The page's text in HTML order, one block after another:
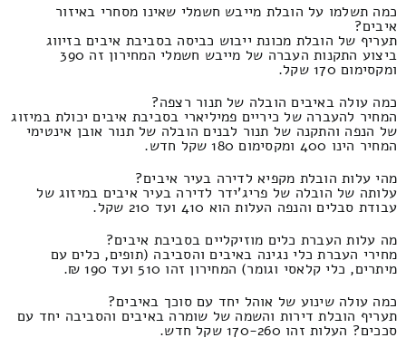
כמה תשלמו על הובלת מייבש חשמלי שאינו מסחרי באיזור
איבים?
תעריף של הובלת מכונת ייבוש כביסה בסביבת איבים בזיווג
ביצוע התקנות העברה של מייבש חשמלי המחירון זה 390
ומקסימום 170 שקל.
כמה עולה באיבים הובלה של תנור רצפה?
המחיר להעברה של כיריים פמיליארי בסביבת איבים יכולת במיזוג
של הנפה והתקנה של תנור לבנים הובלה של תנור אובן אינטימי
המחיר הינו 400 ומקסימום 180 שקל חדש.
מהי עלות הובלת מקפיא לדירה בעיר איבים?
עלותה של הובלה של פריג'ידר לדירה בעיר איבים במיזוג של
עבודת סבלים והנפה העלות הוא 410 ועד 210 שקל.
מה עלות העברת כלים מוזיקליים בסביבת איבים?
מחירי העברת כלי נגינה באיבים והסביבה (תופים, כלים עם
מיתרים, כלי קלאסי וגומר) המחירון זהו 510 ועד 190 ₪.
כמה עולה שינוע של אוהל יחד עם סוכך באיבים?
תעריף הובלת דירות והשמה של שומרה באיבים והסביבה יחד עם
סככים? העלות זהו 170-260 שקל חדש.